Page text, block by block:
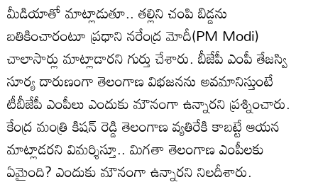
మీడియాతో మాట్లాడుతూ.. తల్లిని చంపి బిడ్డను
బతికించారంటూ ప్రధాని నరేంద్ర మోదీ(PM Modi)
చాలాసార్లు మాట్లాడారని గుర్తు చేశారు. బీజేపీ ఎంపీ తేజస్వి
సూర్య దారుణంగా తెలంగాణ విభజనను అవమానిస్తుంటే
టీబీజేపీ ఎంపీలు ఎందుకు మౌనంగా ఉన్నారని ప్రశ్నించారు.
కేంద్ర మంత్రి కిషన్ రెడ్డి తెలంగాణ వ్యతిరేకి కాబట్టే ఆయన
మాట్లాడరని విమర్శిస్తూ.. మిగతా తెలంగాణ ఎంపీలకు
ఏమైంది? ఎందుకు మౌనంగా ఉన్నారని నిలదీశారు.